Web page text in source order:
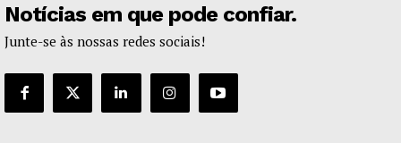
Notícias em que pode confiar.
Junte-se às nossas redes sociais!